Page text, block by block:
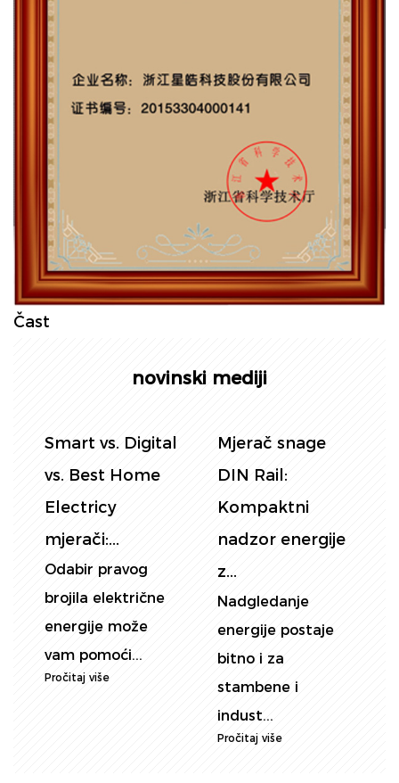
Čast
novinski mediji
Smart vs. Digital
vs. Best Home
Electricy
mjerači:...
Odabir pravog
brojila električne
energije može
vam pomoći...
Pročitaj više
Mjerač snage
DIN Rail:
Kompaktni
nadzor energije
z...
Nadgledanje
energije postaje
bitno i za
stambene i
indust...
Pročitaj više